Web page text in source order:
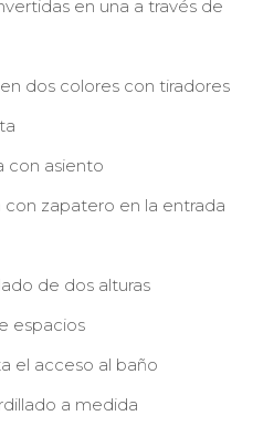
en una a través de
dos colores con tiradores
con asiento
zapatero en la entrada
de dos alturas
espacios
el acceso al baño
a medida